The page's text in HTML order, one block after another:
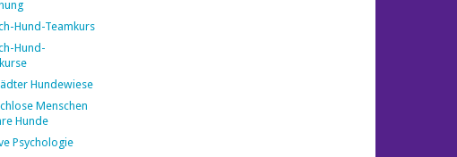
Hund-Teamkurs
Hund-
Hundewiese
Menschen
Hunde
Psychologie